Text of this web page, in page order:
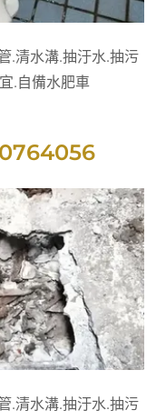
.清水溝.抽汙水.抽污
.自備水肥車
.清水溝.抽汙水.抽污